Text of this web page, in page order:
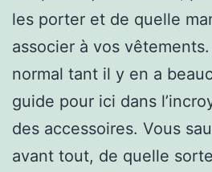
les porter et de quelle
associer à vos vêtements.
normal tant il y en a
guide pour ici dans
des accessoires. Vous
avant tout, de quelle